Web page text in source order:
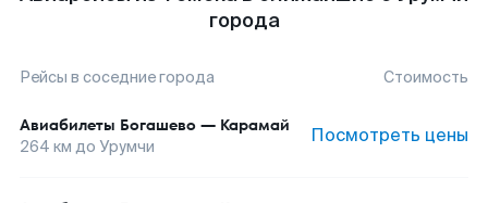
города
Рейсы в соседние города Стоимость
Авиабилеты Богашево — Карамай
264 км до Урумчи Посмотреть цены